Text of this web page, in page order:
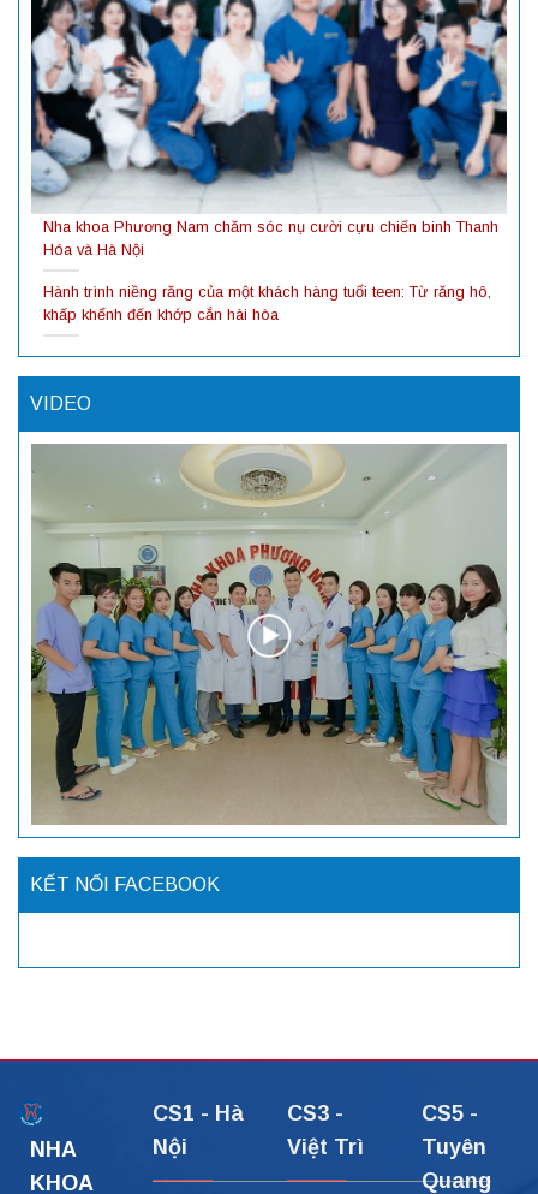
Nha khoa Phương Nam chăm sóc nụ cười cựu chiến binh Thanh
Hóa và Hà Nội
Hành trình niềng răng của một khách hàng tuổi teen: Từ răng hô,
khấp khểnh đến khớp cắn hài hòa
VIDEO
KẾT NỐI FACEBOOK
NHA
KHOA
CS1 - Hà
Nội
CS3 -
Việt Trì
CS5 -
Tuyên
Quang